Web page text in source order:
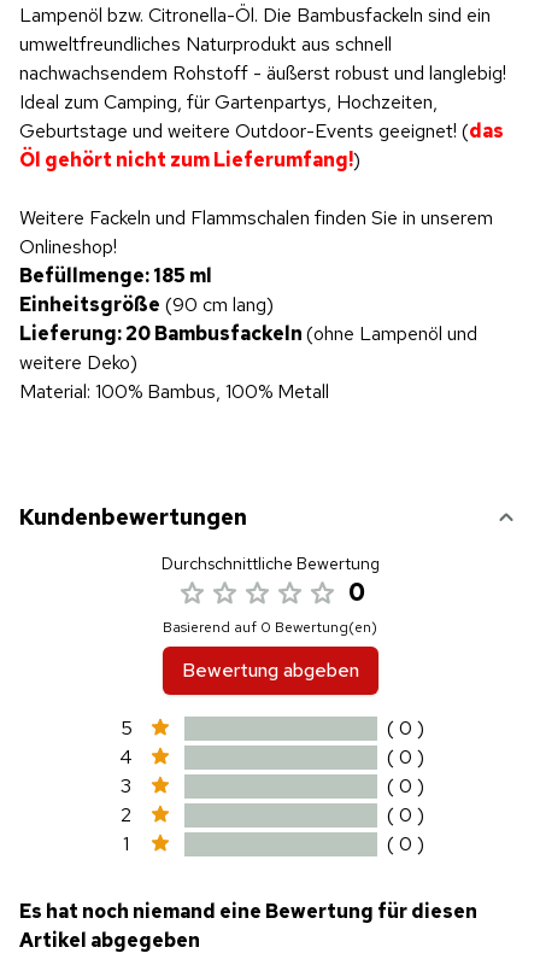
Lampenöl bzw. Citronella-Öl. Die Bambusfackeln sind ein
umweltfreundliches Naturprodukt aus schnell
nachwachsendem Rohstoff - äußerst robust und langlebig!
Ideal zum Camping, für Gartenpartys, Hochzeiten,
Geburtstage und weitere Outdoor-Events geeignet! (das
Öl gehört nicht zum Lieferumfang!)
Weitere Fackeln und Flammschalen finden Sie in unserem
Onlineshop!
Befüllmenge: 185 ml
Einheitsgröße (90 cm lang)
Lieferung: 20 Bambusfackeln(ohne Lampenöl und
weitere Deko)
Material: 100% Bambus, 100% Metall
Kundenbewertungen
Durchschnittliche Bewertung
0
Basierend auf 0 Bewertung(en)
Bewertung abgeben
5
( 0 )
4
( 0 )
3
( 0 )
2
( 0 )
1
( 0 )
Es hat noch niemand eine Bewertung für diesen
Artikel abgegeben